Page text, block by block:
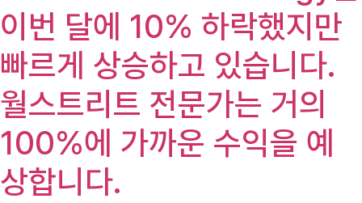
이번 달에 10% 하락했지만
빠르게 상승하고 있습니다.
월스트리트 전문가는 거의
100%에 가까운 수익을 예
상합니다.